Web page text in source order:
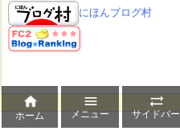
にほんブログ村

ホーム

メニュー

サイドバー